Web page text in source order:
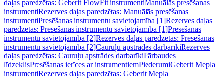
daļas paredzētas: Geberit FlowFit instrumentiManuālās presēšanas
instrumentiRezerves daļas paredzētas: Manuālās presēšanas
instrumentiPresēšanas instrumentu savietojamība [1]Rezerves daļas
paredzētas: Presēšanas instrumentu savietojamība [1]Presēšanas
instrumentu savietojamība [2]Rezerves daļas paredzētas: Presēšanas
instrumentu savietojamība [2]Cauruļu apstrādes darbarīkiRezerves
daļas paredzētas: Cauruļu apstrādes darbarīkiPārbaudes
līdzeklisPresēšanas ierīces ar instrumentiemPiederumiGeberit Mepla
instrumentiRezerves daļas paredzētas: Geberit Mepla